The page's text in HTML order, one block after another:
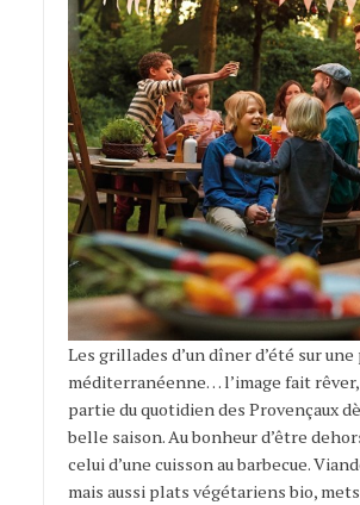
Les grillades d’un dîner d’été sur une
méditerranéenne… l’image fait
partie du quotidien des Provençaux
belle saison. Au bonheur d’être
celui d’une cuisson au barbecue.
mais aussi plats végétariens bio,